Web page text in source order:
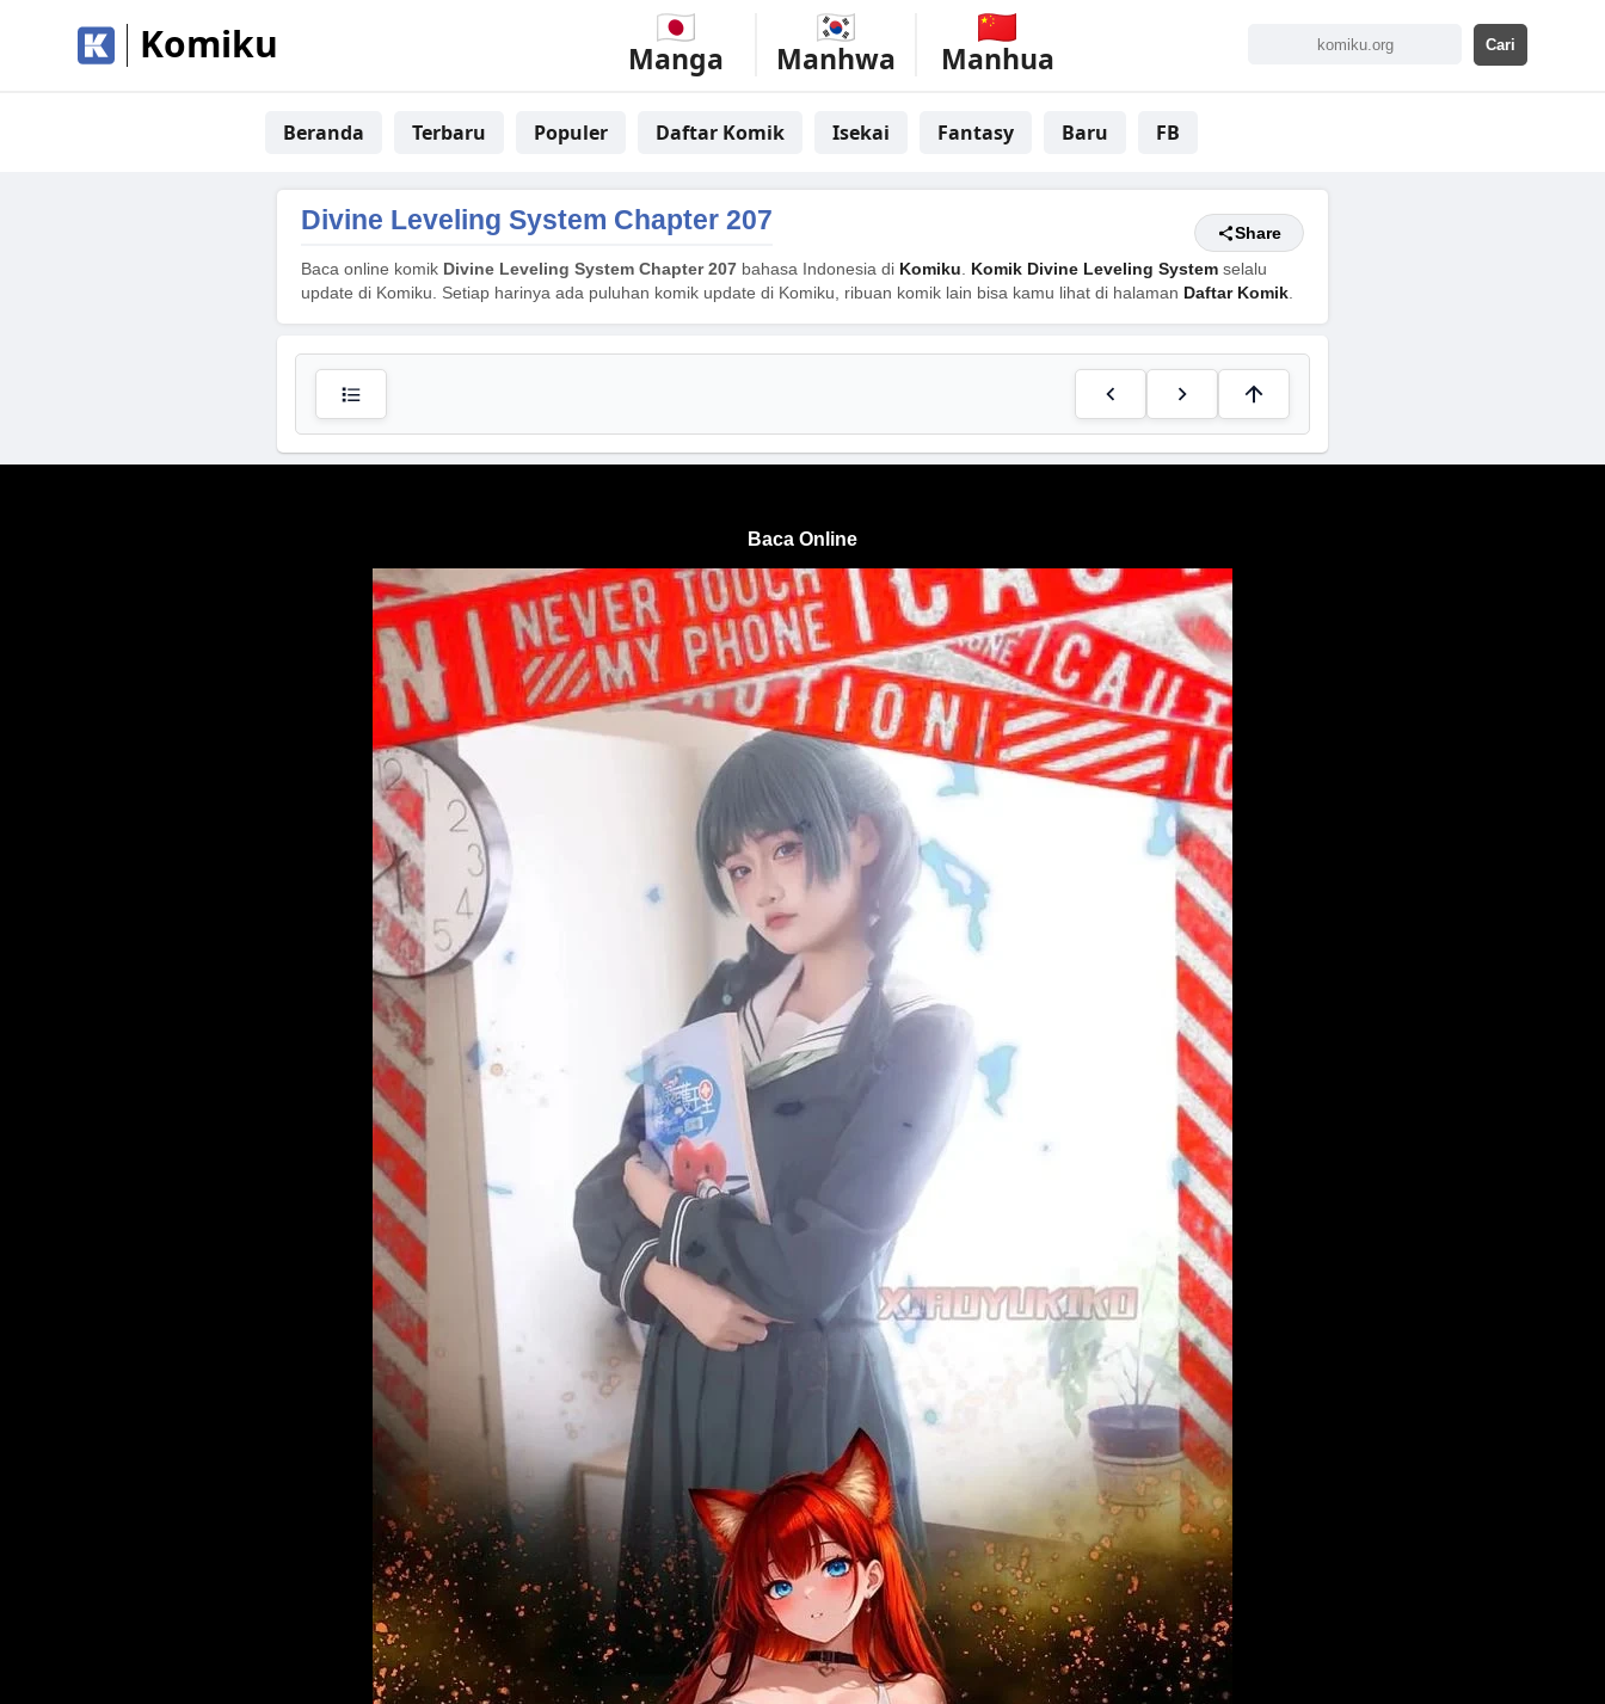
Komiku Manga Manhwa Manhua
Beranda Terbaru Populer Daftar Komik Isekai Fantasy Baru FB
Divine Leveling System Chapter 207 Share
Baca online komik Divine Leveling System Chapter 207 bahasa Indonesia di Komiku. Komik Divine Leveling System selalu
update di Komiku. Setiap harinya ada puluhan komik update di Komiku, ribuan komik lain bisa kamu lihat di halaman Daftar Komik.
Baca Online